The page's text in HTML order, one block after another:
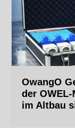
OwangO
der
im Altbau